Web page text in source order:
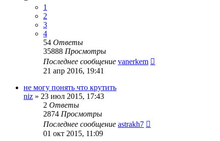
1
2
3
4
54 Ответы
35888 Просмотры
Последнее сообщение vanerkem
21 апр 2016, 19:41
не могу понять что крутить
niz » 23 июл 2015, 17:43
2 Ответы
2874 Просмотры
Последнее сообщение astrakh7
01 окт 2015, 11:09